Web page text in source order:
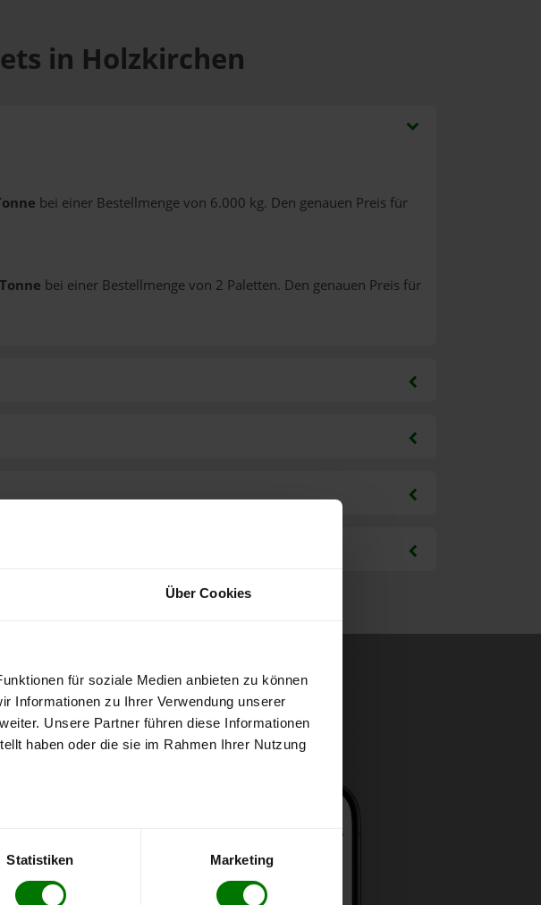
Über Cookies
für soziale Medien anbieten zu können
Informationen zu Ihrer Verwendung unserer
Unsere Partner führen diese Informationen
haben oder die sie im Rahmen Ihrer Nutzung
Statistiken Marketing
in Holzkirchen
bei einer Bestellmenge von 6.000 kg. Den genauen Preis für
bei einer Bestellmenge von 2 Paletten. Den genauen Preis für